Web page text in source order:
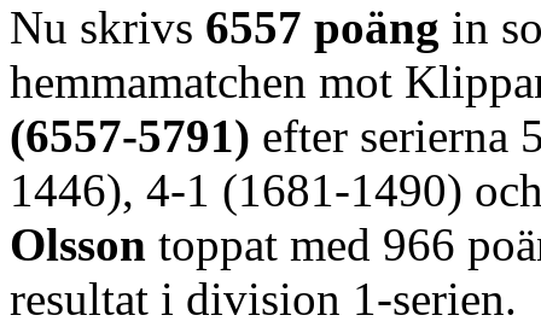
Nu skrivs 6557 poäng in
hemmamatchen mot
(6557-5791) efter serierna
1446), 4-1 (1681-1490)
Olsson toppat med 966
resultat i division 1-serien.